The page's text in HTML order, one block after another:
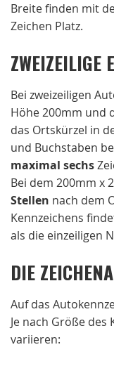
Breite finden mit
Zeichen Platz.
ZWEIZEILIGE
Bei zweizeiligen
Höhe 200mm und
das Ortskürzel in
und Buchstaben
maximal sechs
Bei dem 200mm x
Stellen nach dem
Kennzeichens
als die einzeiligen
DIE
Auf das
Je nach Größe des
variieren: